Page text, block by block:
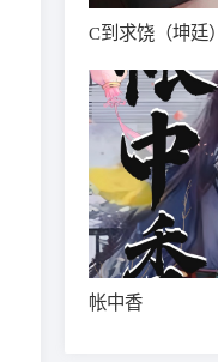
C到求饶（坤廷）
帐中香